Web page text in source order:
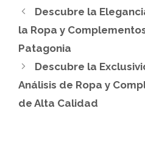
Descubre la
la Ropa y
Patagonia
Descubre la
Análisis de Ropa y
de Alta Calidad